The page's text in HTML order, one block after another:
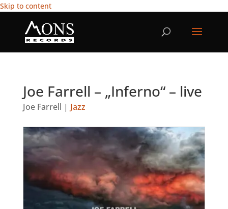
Skip to content
Joe Farrell – „Inferno“ – live
Joe Farrell | Jazz